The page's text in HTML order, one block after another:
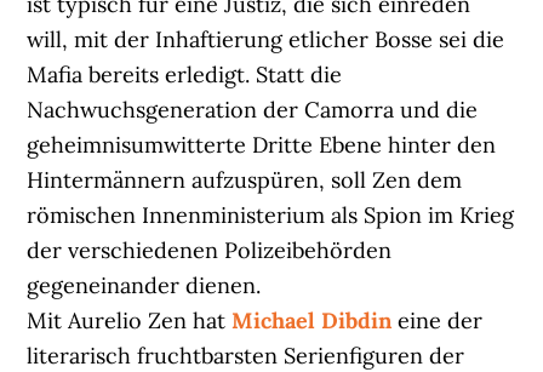
will, mit der Inhaftierung etlicher Bosse sei die
Mafia bereits erledigt. Statt die
Nachwuchsgeneration der Camorra und die
geheimnisumwitterte Dritte Ebene hinter den
Hintermännern aufzuspüren, soll Zen dem
römischen Innenministerium als Spion im Krieg
der verschiedenen Polizeibehörden
gegeneinander dienen.
Mit Aurelio Zen hatMichael Dibdineine der
literarisch fruchtbarsten Serienfiguren der